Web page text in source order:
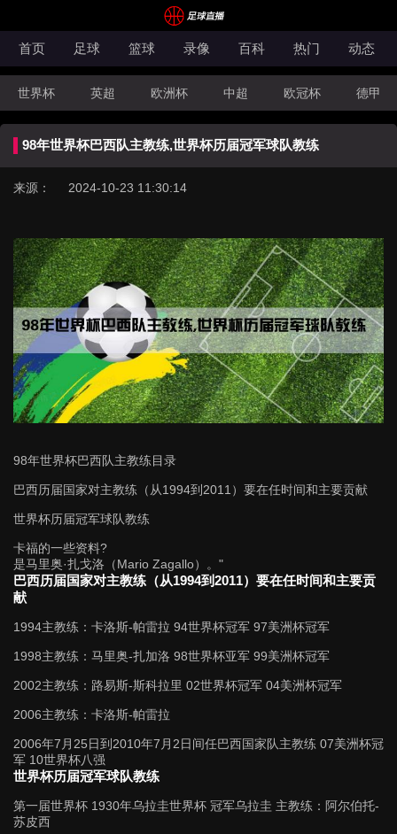
首页 足球 篮球 录像 百科 热门 动态
世界杯 英超 欧洲杯 中超 欧冠杯 德甲
CBA FIBA洲际杯
98年世界杯巴西队主教练,世界杯历届冠军球队教练
来源： 2024-10-23 11:30:14
98年世界杯巴西队主教练目录
巴西历届国家对主教练（从1994到2011）要在任时间和主要贡献
世界杯历届冠军球队教练
卡福的一些资料?
是马里奥·扎戈洛（Mario Zagallo）。"
巴西历届国家对主教练（从1994到2011）要在任时间和主要贡
献
1994主教练：卡洛斯-帕雷拉 94世界杯冠军 97美洲杯冠军
1998主教练：马里奥-扎加洛 98世界杯亚军 99美洲杯冠军
2002主教练：路易斯-斯科拉里 02世界杯冠军 04美洲杯冠军
2006主教练：卡洛斯-帕雷拉
2006年7月25日到2010年7月2日间任巴西国家队主教练 07美洲杯冠
军 10世界杯八强
世界杯历届冠军球队教练
第一届世界杯 1930年乌拉圭世界杯 冠军乌拉圭 主教练：阿尔伯托-
苏皮西